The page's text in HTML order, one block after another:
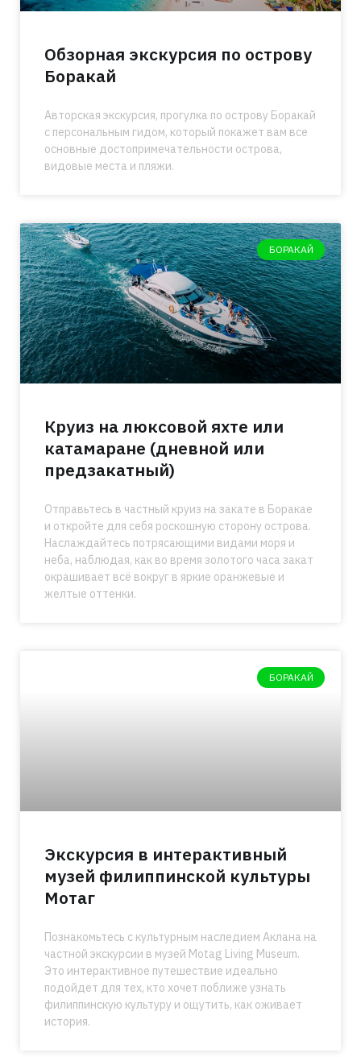
Обзорная экскурсия по острову
Боракай
Авторская экскурсия, прогулка по острову Боракай
с персональным гидом, который покажет вам все
основные достопримечательности острова,
видовые места и пляжи.
БОРАКАЙ
Круиз на люксовой яхте или
катамаране (дневной или
предзакатный)
Отправьтесь в частный круиз на закате в Боракае
и откройте для себя роскошную сторону острова.
Наслаждайтесь потрясающими видами моря и
неба, наблюдая, как во время золотого часа закат
окрашивает всё вокруг в яркие оранжевые и
желтые оттенки.
БОРАКАЙ
Экскурсия в интерактивный
музей филиппинской культуры
Мотаг
Познакомьтесь с культурным наследием Аклана на
частной экскурсии в музей Motag Living Museum.
Это интерактивное путешествие идеально
подойдет для тех, кто хочет поближе узнать
филиппинскую культуру и ощутить, как оживает
история.